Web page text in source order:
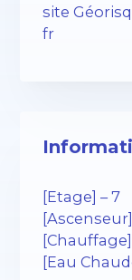
site
fr
[Etage] – 7
[Eau